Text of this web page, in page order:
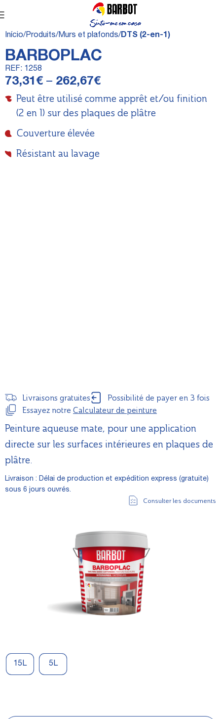
Início Produits Murs et plafonds DTS (2-en-1)
BARBOPLAC
REF: 1258
73,31€ – 262,67€
Peut être utilisé comme apprêt et/ou finition
(2 en 1) sur des plaques de plâtre
Couverture élevée
Résistant au lavage
Livraisons gratuites
Possibilité de payer en 3 fois
Essayez notre Calculateur de peinture
Peinture aqueuse mate, pour une application
directe sur les surfaces intérieures en plaques de
plâtre.
Livraison : Délai de production et expédition express (gratuite)
sous 6 jours ouvrés.
Consulter les documents
15L 5L